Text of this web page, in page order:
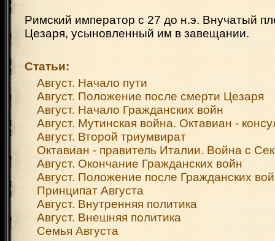
Римский император с 27 до н.э. Внучатый
Цезаря, усыновленный им в завещании.
Статьи:
Август. Начало пути
Август. Положение после смерти Цезаря
Август. Начало Гражданских войн
Август. Мутинская война. Октавиан -
Август. Второй триумвират
Октавиан - правитель Италии. Война с
Август. Окончание Гражданских войн
Август. Положение после Гражданских
Принципат Августа
Август. Внутренняя политика
Август. Внешняя политика
Семья Августа